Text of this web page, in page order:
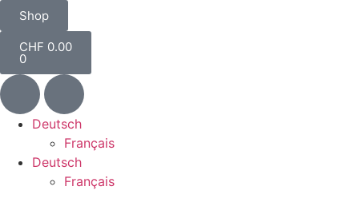
Shop
CHF 0.00
0
Deutsch
Français
Deutsch
Français